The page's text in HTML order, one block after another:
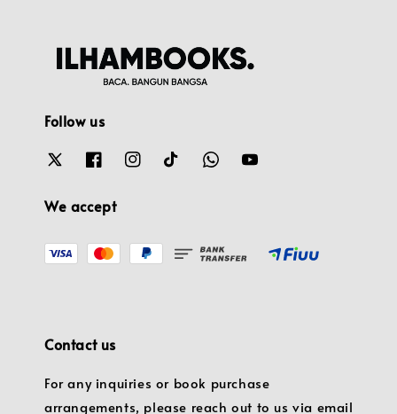
Follow us
We accept
Contact us
For any inquiries or book purchase
arrangements, please reach out to us via email